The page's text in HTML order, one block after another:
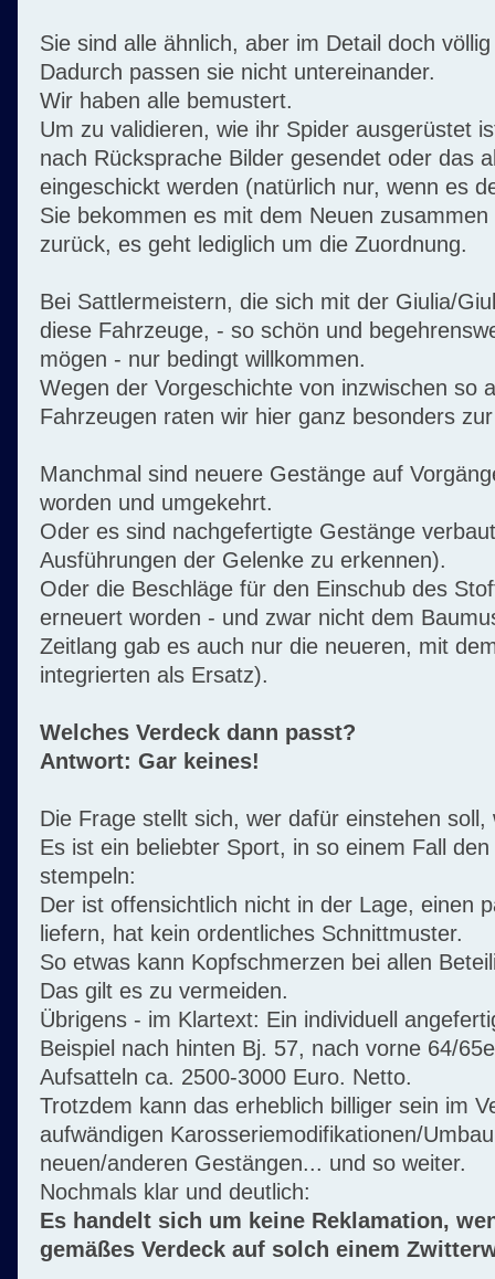
Sie sind alle ähnlich, aber im Detail doch
Dadurch passen sie nicht untereinander.
Wir haben alle bemustert.
Um zu validieren, wie ihr Spider ausgerüstet
nach Rücksprache Bilder gesendet oder das
eingeschickt werden (natürlich nur, wenn es
Sie bekommen es mit dem Neuen
zurück, es geht lediglich um die Zuordnung.
Bei Sattlermeistern, die sich mit der Giulia/
diese Fahrzeuge, - so schön und
mögen - nur bedingt willkommen.
Wegen der Vorgeschichte von inzwischen so
Fahrzeugen raten wir hier ganz besonders
Manchmal sind neuere Gestänge auf
worden und umgekehrt.
Oder es sind nachgefertigte Gestänge
Ausführungen der Gelenke zu erkennen).
Oder die Beschläge für den Einschub des
erneuert worden - und zwar nicht dem
Zeitlang gab es auch nur die neueren, mit
integrierten als Ersatz).
Welches Verdeck dann passt?
Antwort: Gar keines!
Die Frage stellt sich, wer dafür einstehen
Es ist ein beliebter Sport, in so einem Fall
stempeln:
Der ist offensichtlich nicht in der Lage, einen
liefern, hat kein ordentliches Schnittmuster.
So etwas kann Kopfschmerzen bei allen
Das gilt es zu vermeiden.
Übrigens - im Klartext: Ein individuell
Beispiel nach hinten Bj. 57, nach vorne 64/
Aufsatteln ca. 2500-3000 Euro. Netto.
Trotzdem kann das erheblich billiger sein im
aufwändigen Karosseriemodifikationen/
neuen/anderen Gestängen... und so weiter.
Nochmals klar und deutlich:
Es handelt sich um keine Reklamation,
gemäßes Verdeck auf solch einem